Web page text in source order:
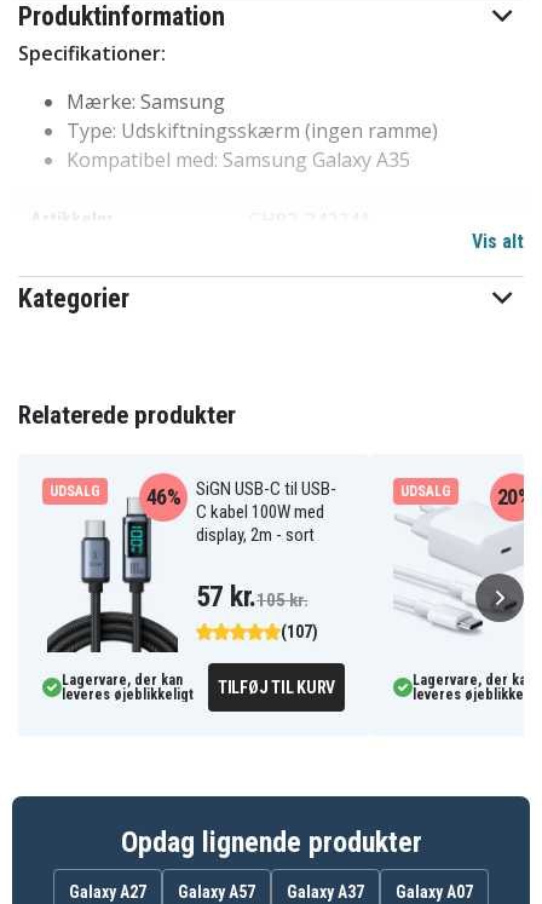
Produktinformation
Specifikationer:
Mærke: Samsung
Type: Udskiftningsskærm (ingen ramme)
Kompatibel med: Samsung Galaxy A35
Artikkelnr GH82-34224A
EAN / GTIN 8721428042060
Vis alt
Kategorier
Relaterede produkter
UDSALG
SiGN USB-C til USB-
C kabel 100W med
display, 2m - sort
(107)
46%
57 kr.105 kr.
Lagervare, der kan
leveres øjeblikkeligt
TILFØJ TIL KURV
UDSALG 20%
Lagervare, der kan
leveres
Opdag lignende produkter
Galaxy A27 Galaxy A57 Galaxy A37 Galaxy A07